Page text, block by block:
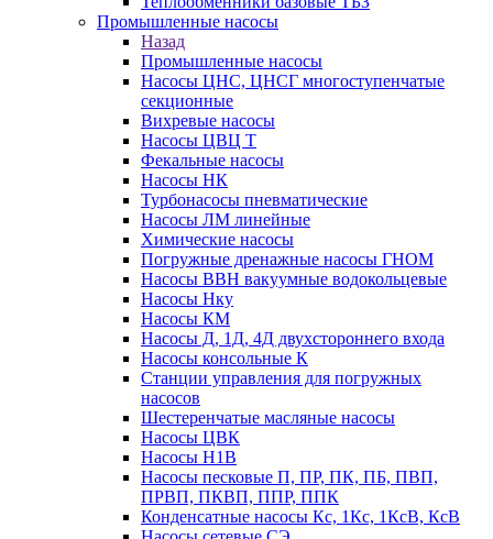
Промышленные насосы
Назад
Промышленные насосы
Насосы ЦНС, ЦНСГ многоступенчатые
секционные
Вихревые насосы
Насосы ЦВЦ Т
Фекальные насосы
Насосы НК
Турбонасосы пневматические
Насосы ЛМ линейные
Химические насосы
Погружные дренажные насосы ГНОМ
Насосы ВВН вакуумные водокольцевые
Насосы Нку
Насосы КМ
Насосы Д, 1Д, 4Д двухстороннего входа
Насосы консольные К
Станции управления для погружных
насосов
Шестеренчатые масляные насосы
Насосы ЦВК
Насосы Н1В
Насосы песковые П, ПР, ПК, ПБ, ПВП,
ПРВП, ПКВП, ППР, ППК
Конденсатные насосы Кс, 1Кс, 1КсВ, КсВ